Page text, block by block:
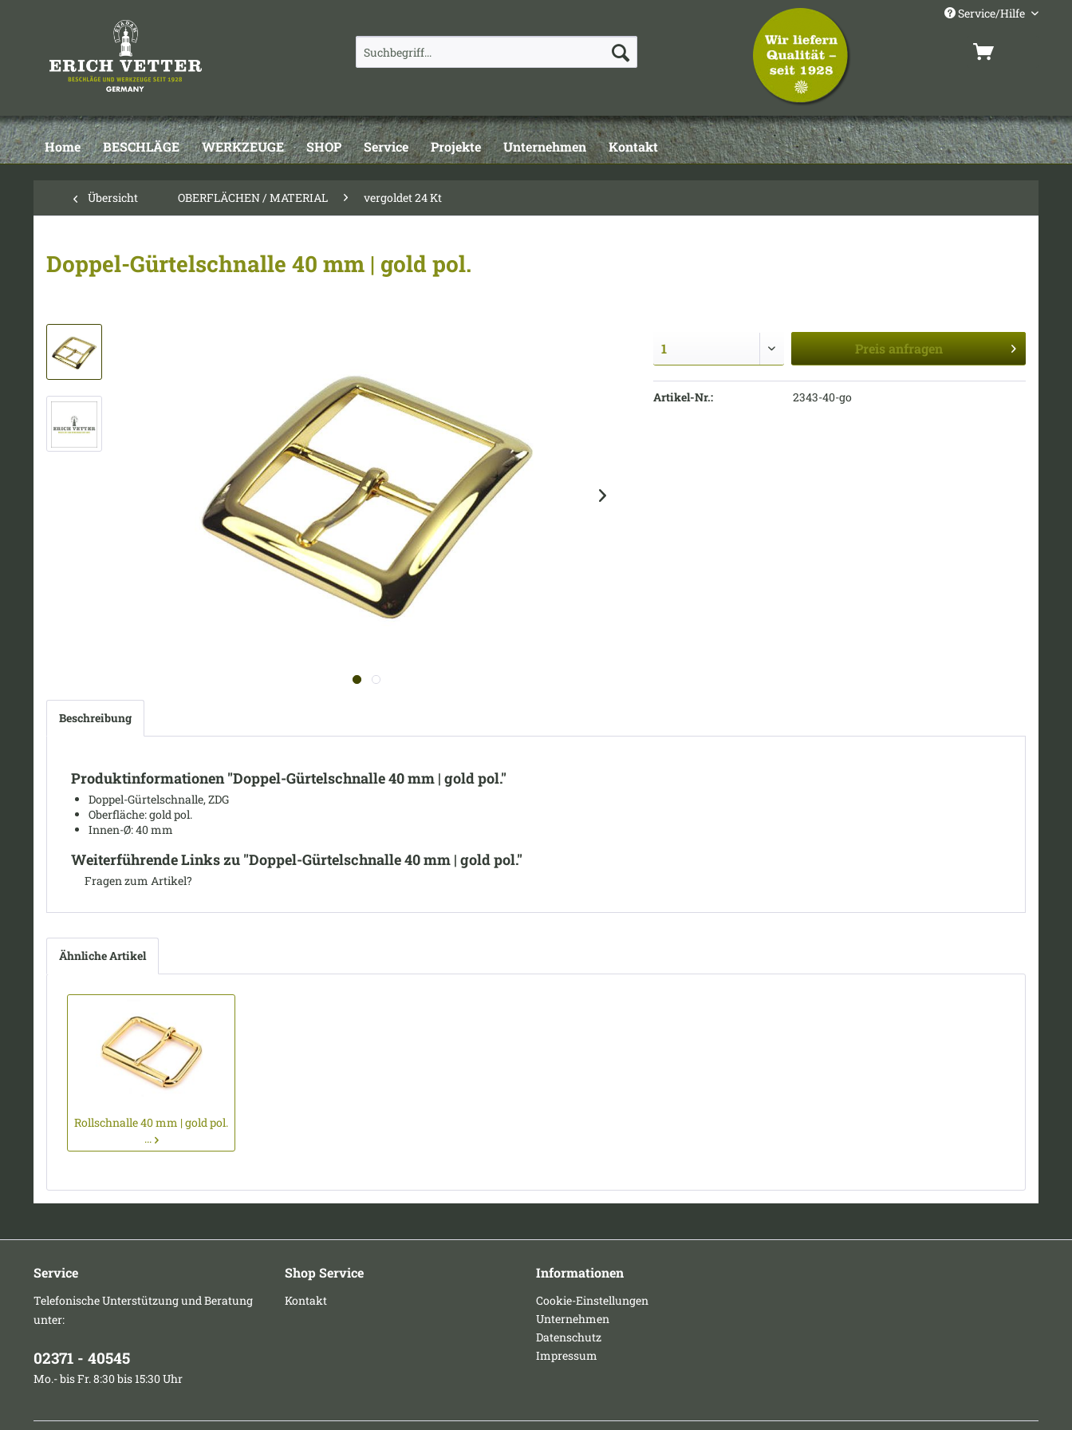
Service/Hilfe
Home BESCHLÄGE WERKZEUGE SHOP Service Projekte Unternehmen Kontakt
Übersicht OBERFLÄCHEN / MATERIAL vergoldet 24 Kt
Doppel-Gürtelschnalle 40 mm | gold pol.
Preis anfragen
Artikel-Nr.: 2343-40-go
Beschreibung
Produktinformationen "Doppel-Gürtelschnalle 40 mm | gold pol."
Doppel-Gürtelschnalle, ZDG
Oberfläche: gold pol.
Innen-Ø: 40 mm
Weiterführende Links zu "Doppel-Gürtelschnalle 40 mm | gold pol."
Fragen zum Artikel?
Ähnliche Artikel
Rollschnalle 40 mm | gold pol.
...
Service
Telefonische Unterstützung und Beratung
unter:
02371 - 40545
Mo.- bis Fr. 8:30 bis 15:30 Uhr
Shop Service
Kontakt
Informationen
Cookie-Einstellungen
Unternehmen
Datenschutz
Impressum